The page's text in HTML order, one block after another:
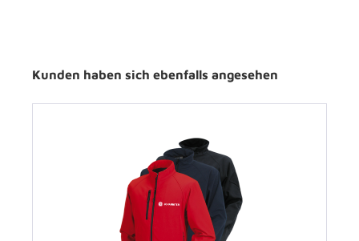
Kunden haben sich ebenfalls angesehen